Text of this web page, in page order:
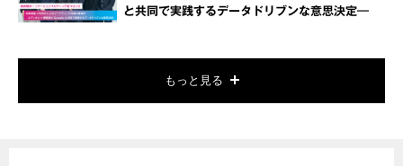
と共同で実践するデータドリブンな意思決定―
もっと見る